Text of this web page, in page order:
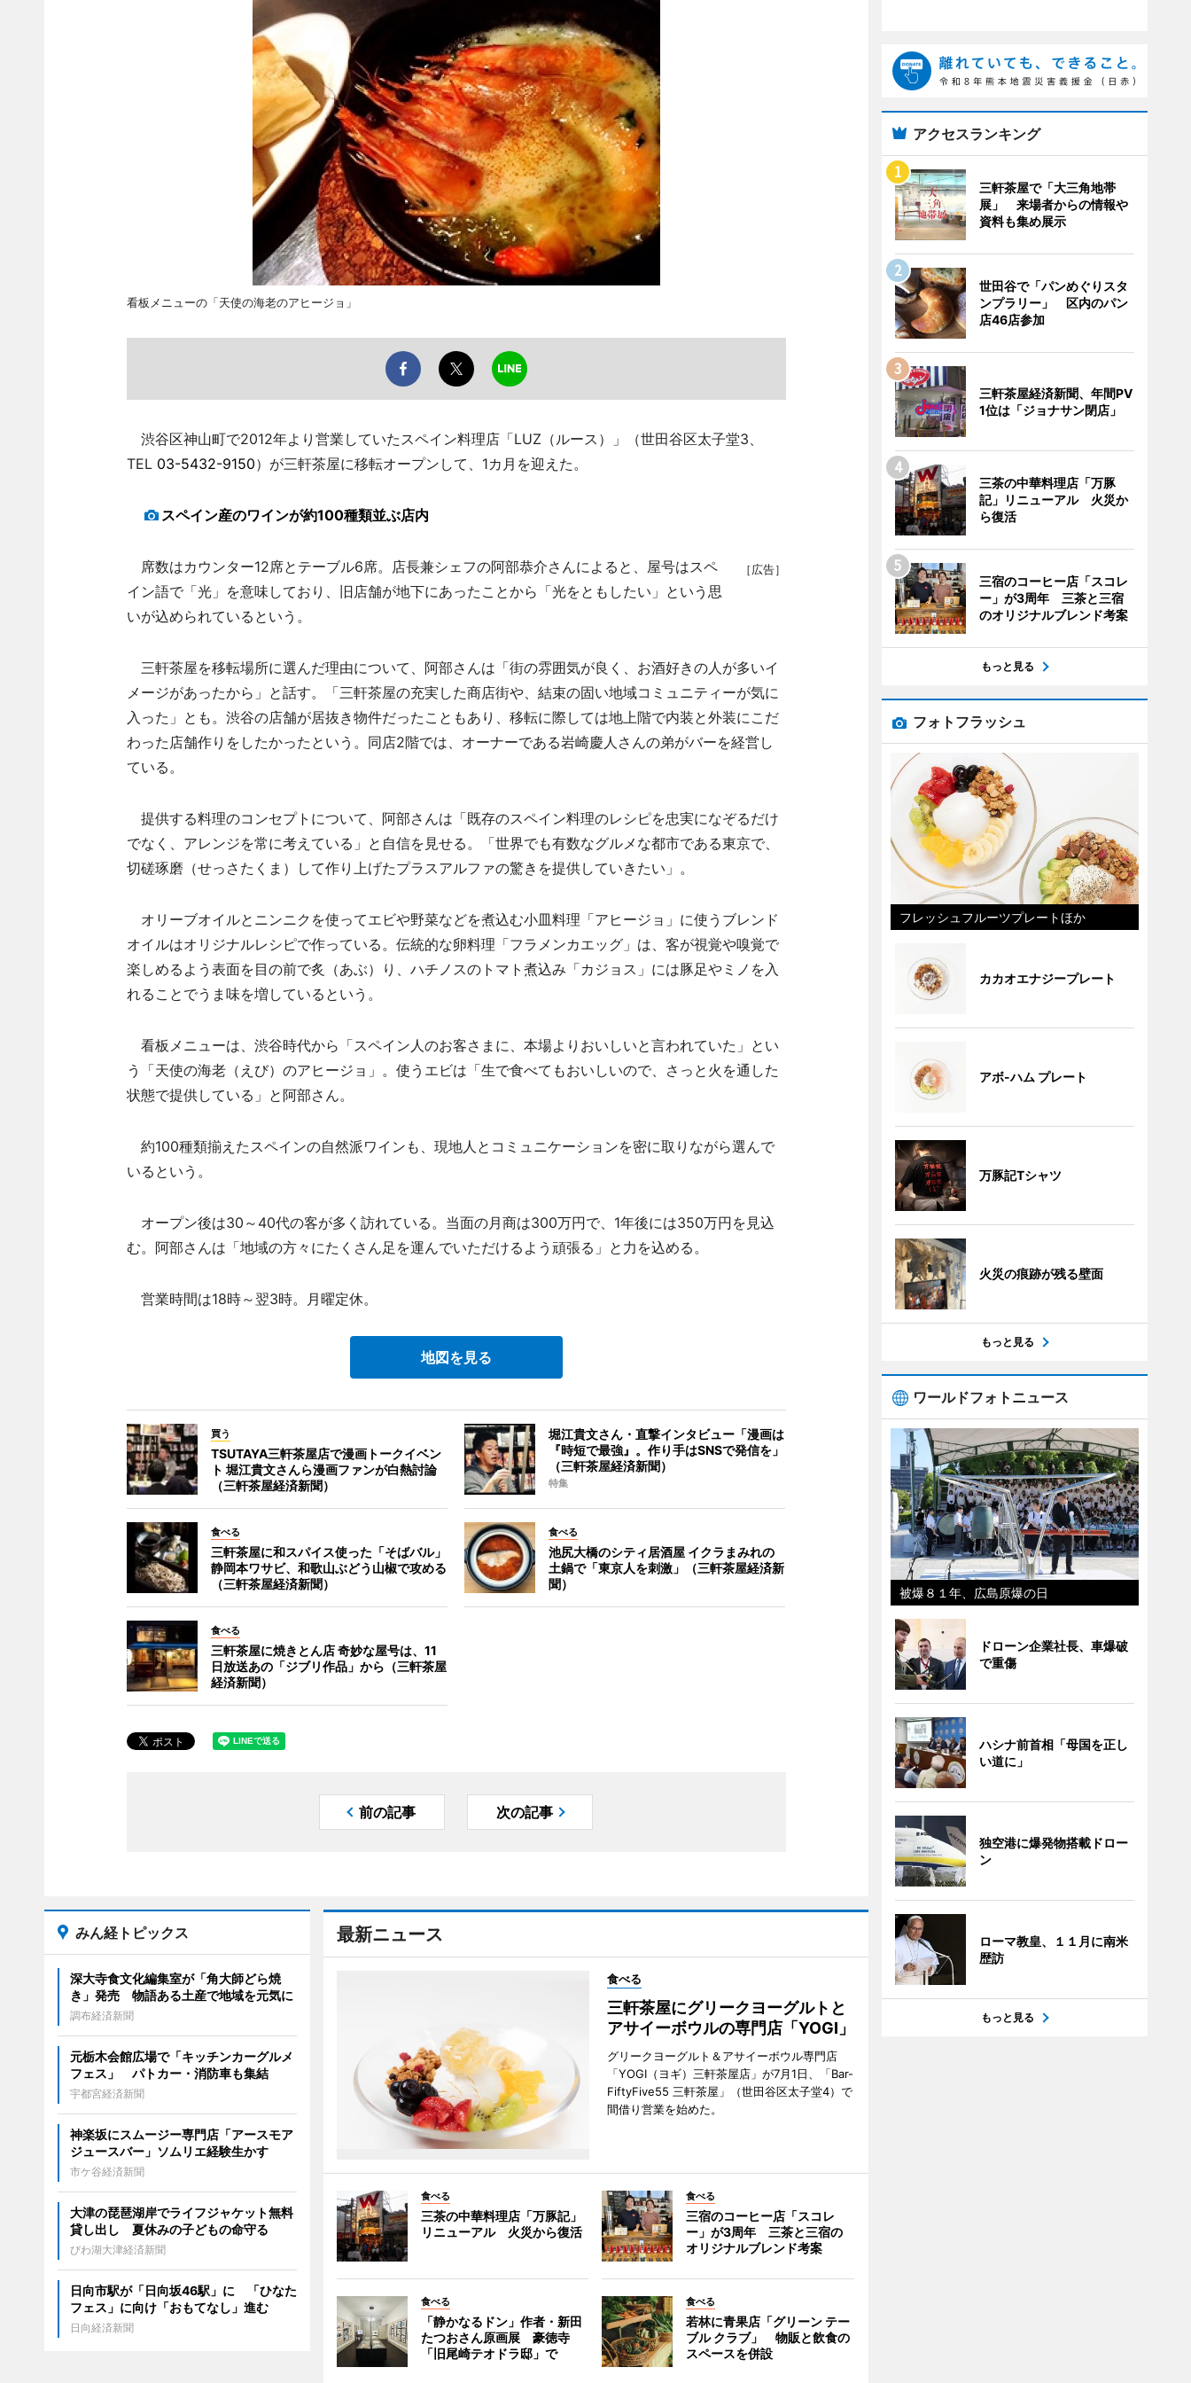
看板メニューの「天使の海老のアヒージョ」
渋谷区神山町で2012年より営業していたスペイン料理店「LUZ（ルース）」（世田谷区太子堂3、
TEL 03-5432-9150）が三軒茶屋に移転オープンして、1カ月を迎えた。
スペイン産のワインが約100種類並ぶ店内
［広告］
席数はカウンター12席とテーブル6席。店長兼シェフの阿部恭介さんによると、屋号はスペ
イン語で「光」を意味しており、旧店舗が地下にあったことから「光をともしたい」という思
いが込められているという。
三軒茶屋を移転場所に選んだ理由について、阿部さんは「街の雰囲気が良く、お酒好きの人が多いイ
メージがあったから」と話す。「三軒茶屋の充実した商店街や、結束の固い地域コミュニティーが気に
入った」とも。渋谷の店舗が居抜き物件だったこともあり、移転に際しては地上階で内装と外装にこだ
わった店舗作りをしたかったという。同店2階では、オーナーである岩崎慶人さんの弟がバーを経営し
ている。
提供する料理のコンセプトについて、阿部さんは「既存のスペイン料理のレシピを忠実になぞるだけ
でなく、アレンジを常に考えている」と自信を見せる。「世界でも有数なグルメな都市である東京で、
切磋琢磨（せっさたくま）して作り上げたプラスアルファの驚きを提供していきたい」。
オリーブオイルとニンニクを使ってエビや野菜などを煮込む小皿料理「アヒージョ」に使うブレンド
オイルはオリジナルレシピで作っている。伝統的な卵料理「フラメンカエッグ」は、客が視覚や嗅覚で
楽しめるよう表面を目の前で炙（あぶ）り、ハチノスのトマト煮込み「カジョス」には豚足やミノを入
れることでうま味を増しているという。
看板メニューは、渋谷時代から「スペイン人のお客さまに、本場よりおいしいと言われていた」とい
う「天使の海老（えび）のアヒージョ」。使うエビは「生で食べてもおいしいので、さっと火を通した
状態で提供している」と阿部さん。
約100種類揃えたスペインの自然派ワインも、現地人とコミュニケーションを密に取りながら選んで
いるという。
オープン後は30～40代の客が多く訪れている。当面の月商は300万円で、1年後には350万円を見込
む。阿部さんは「地域の方々にたくさん足を運んでいただけるよう頑張る」と力を込める。
営業時間は18時～翌3時。月曜定休。
地図を見る
買う
TSUTAYA三軒茶屋店で漫画トークイベン
ト 堀江貴文さんら漫画ファンが白熱討論
（三軒茶屋経済新聞）
堀江貴文さん・直撃インタビュー「漫画は
『時短で最強』。作り手はSNSで発信を」
（三軒茶屋経済新聞）
特集
食べる
三軒茶屋に和スパイス使った「そばバル」
静岡本ワサビ、和歌山ぶどう山椒で攻める
（三軒茶屋経済新聞）
食べる
池尻大橋のシティ居酒屋 イクラまみれの
土鍋で「東京人を刺激」（三軒茶屋経済新
聞）
食べる
三軒茶屋に焼きとん店 奇妙な屋号は、11
日放送あの「ジブリ作品」から（三軒茶屋
経済新聞）
前の記事 次の記事
最新ニュース
食べる
三軒茶屋にグリークヨーグルトと
アサイーボウルの専門店「YOGI」
グリークヨーグルト＆アサイーボウル専門店
「YOGI（ヨギ）三軒茶屋店」が7月1日、「Bar-
FiftyFive55 三軒茶屋」（世田谷区太子堂4）で
間借り営業を始めた。
食べる
三茶の中華料理店「万豚記」
リニューアル 火災から復活
食べる
三宿のコーヒー店「スコレ
ー」が3周年 三茶と三宿の
オリジナルブレンド考案
食べる
「静かなるドン」作者・新田
たつおさん原画展 豪徳寺
「旧尾崎テオドラ邸」で
食べる
若林に青果店「グリーン テー
ブル クラブ」 物販と飲食の
スペースを併設
みん経トピックス
深大寺食文化編集室が「角大師どら焼
き」発売 物語ある土産で地域を元気に
調布経済新聞
元栃木会館広場で「キッチンカーグルメ
フェス」 パトカー・消防車も集結
宇都宮経済新聞
神楽坂にスムージー専門店「アースモア
ジュースバー」ソムリエ経験生かす
市ケ谷経済新聞
大津の琵琶湖岸でライフジャケット無料
貸し出し 夏休みの子どもの命守る
びわ湖大津経済新聞
日向市駅が「日向坂46駅」に 「ひなた
フェス」に向け「おもてなし」進む
日向経済新聞
アクセスランキング
三軒茶屋で「大三角地帯
展」 来場者からの情報や
資料も集め展示
世田谷で「パンめぐりスタ
ンプラリー」 区内のパン
店46店参加
三軒茶屋経済新聞、年間PV
1位は「ジョナサン閉店」
三茶の中華料理店「万豚
記」リニューアル 火災か
ら復活
三宿のコーヒー店「スコレ
ー」が3周年 三茶と三宿
のオリジナルブレンド考案
もっと見る
フォトフラッシュ
フレッシュフルーツプレートほか
カカオエナジープレート
アボ-ハム プレート
万豚記Tシャツ
火災の痕跡が残る壁面
もっと見る
ワールドフォトニュース
被爆８１年、広島原爆の日
ドローン企業社長、車爆破
で重傷
ハシナ前首相「母国を正し
い道に」
独空港に爆発物搭載ドロー
ン
ローマ教皇、１１月に南米
歴訪
もっと見る